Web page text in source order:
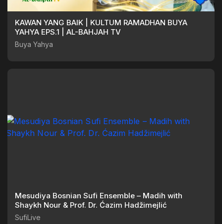
KAWAN YANG BAIK | KULTUM RAMADHAN BUYA
YAHYA EPS.1 | AL-BAHJAH TV
Buya Yahya
Mesudiya Bosnian Sufi Ensemble – Madih with
Shaykh Nour & Prof. Dr. Ćazim Hadžimejlić
SufiLive